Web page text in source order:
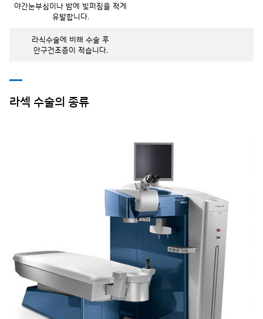
야간눈부심이나 밤에 빛퍼짐을 적게
유발합니다.
라식수술에 비해 수술 후
안구건조증이 적습니다.
라섹 수술의 종류